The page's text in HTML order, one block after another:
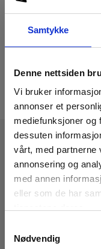
Samtykke
Denne nettsiden
Vi bruker
annonser et
mediefunksjoner og
dessuten
vårt, med partnerne
annonsering og
med annen
eller som de har
Nødvendig
Tekniske Data
Lengde
20m
Konnektor